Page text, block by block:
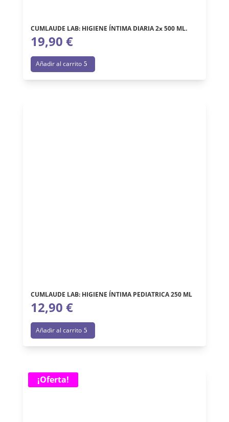
CUMLAUDE LAB: HIGIENE ÍNTIMA DIARIA 2x 500 ML.
19,90 €
Añadir al carrito
CUMLAUDE LAB: HIGIENE ÍNTIMA PEDIATRICA 250 ML
12,90 €
Añadir al carrito
¡Oferta!